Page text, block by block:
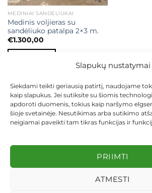
Slapukų nustatymai
Siekdami teikti geriausią patirtį, naudojame
kaip slapukus. Jei sutiksite su šiomis
apdoroti duomenis, tokius kaip naršymo
šioje svetainėje. Nesutikimas arba sutikimo
neigiamai paveikti tam tikras funkcijas ir
PRIIMTI
ATMESTI
MEDINIAI SANDĖLIUKAI
Medinis voljieras su
sandėliuko patalpa 2×3 m.
€1.300,00
KEITIMAS IR GRĄŽINIMAS
Visos teisės saugomos 2026 ©